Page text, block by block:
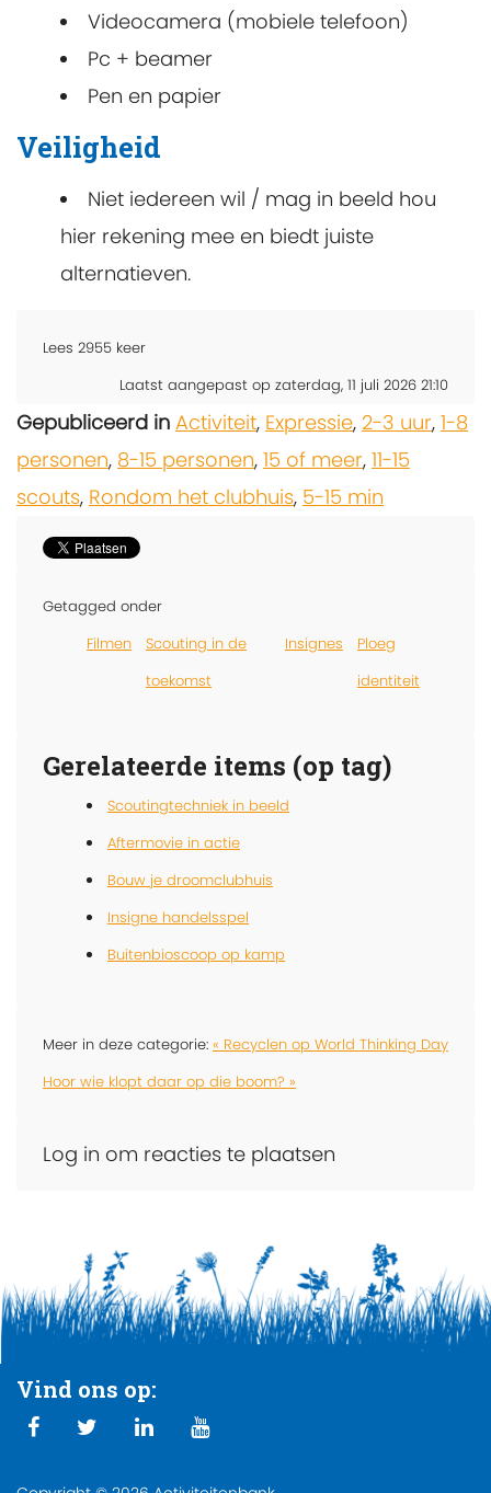
Videocamera (mobiele telefoon)
Pc + beamer
Pen en papier
Veiligheid
Niet iedereen wil / mag in beeld hou
hier rekening mee en biedt juiste
alternatieven.
Lees 2955 keer
Laatst aangepast op zaterdag, 11 juli 2026 21:10
Gepubliceerd in Activiteit, Expressie, 2-3 uur, 1-8
personen, 8-15 personen, 15 of meer, 11-15
scouts, Rondom het clubhuis, 5-15 min
Getagged onder
Filmen
Scouting in de
toekomst
Insignes
Ploeg
identiteit
Gerelateerde items (op tag)
Scoutingtechniek in beeld
Aftermovie in actie
Bouw je droomclubhuis
Insigne handelsspel
Buitenbioscoop op kamp
Meer in deze categorie: « Recyclen op World Thinking Day
Hoor wie klopt daar op die boom? »
Log in om reacties te plaatsen
Vind ons op: